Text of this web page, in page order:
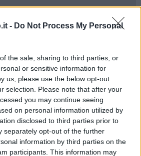
- Do Not Process My Personal
the sale, sharing to third parties, or
or sensitive information for
us, please use the below opt-out
selection. Please note that after your
you may continue seeing
on personal information utilized by
disclosed to third parties prior to
separately opt-out of the further
information by third parties on the
participants. This information may
69 i contagida coronavirus Covid-19
segnalati a Arcidosso 6, Capalbio 1,
della Pescaia 1, Follonica 6,
, Manciano 4, Massa Marittima 2, Monte
Pitigliano 4, Roccastrada 3, Scarlino 2,
alcun ulteriore decesso.